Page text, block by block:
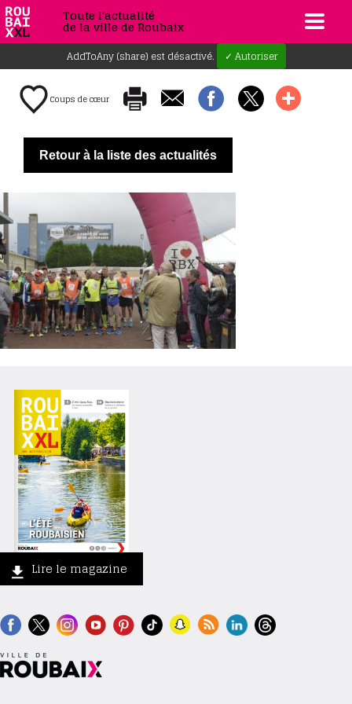
Toute l'actualité
de la ville de Roubaix
AddToAny (share) est désactivé. ✓ Autoriser
Coups de cœur
Retour à la liste des actualités
Lire le magazine